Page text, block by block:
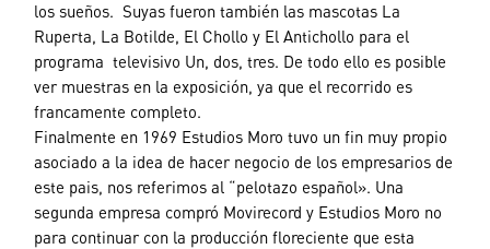
los sueños. Suyas fueron también las mascotas La
Ruperta, La Botilde, El Chollo y El Antichollo para el
programa televisivo Un, dos, tres. De todo ello es posible
ver muestras en la exposición, ya que el recorrido es
francamente completo.
Finalmente en 1969 Estudios Moro tuvo un fin muy propio
asociado a la idea de hacer negocio de los empresarios de
este pais, nos referimos al “pelotazo español». Una
segunda empresa compró Movirecord y Estudios Moro no
para continuar con la producción floreciente que esta